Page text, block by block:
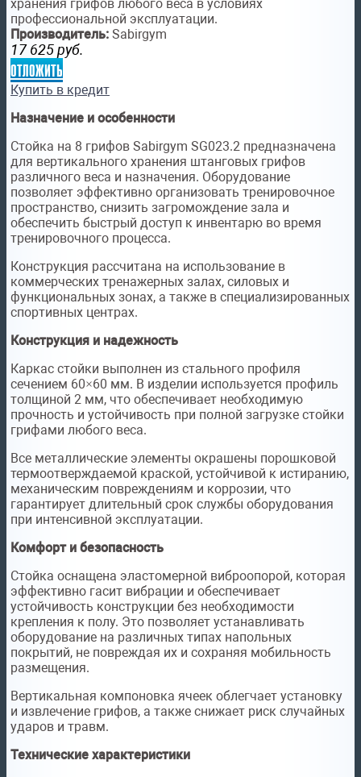
хранения грифов любого веса в условиях
профессиональной эксплуатации.
Производитель: Sabirgym
17 625 руб.
отложить
Купить в кредит
Назначение и особенности
Стойка на 8 грифов Sabirgym SG023.2 предназначена
для вертикального хранения штанговых грифов
различного веса и назначения. Оборудование
позволяет эффективно организовать тренировочное
пространство, снизить загромождение зала и
обеспечить быстрый доступ к инвентарю во время
тренировочного процесса.
Конструкция рассчитана на использование в
коммерческих тренажерных залах, силовых и
функциональных зонах, а также в специализированных
спортивных центрах.
Конструкция и надежность
Каркас стойки выполнен из стального профиля
сечением 60×60 мм. В изделии используется профиль
толщиной 2 мм, что обеспечивает необходимую
прочность и устойчивость при полной загрузке стойки
грифами любого веса.
Все металлические элементы окрашены порошковой
термоотверждаемой краской, устойчивой к истиранию,
механическим повреждениям и коррозии, что
гарантирует длительный срок службы оборудования
при интенсивной эксплуатации.
Комфорт и безопасность
Стойка оснащена эластомерной виброопорой, которая
эффективно гасит вибрации и обеспечивает
устойчивость конструкции без необходимости
крепления к полу. Это позволяет устанавливать
оборудование на различных типах напольных
покрытий, не повреждая их и сохраняя мобильность
размещения.
Вертикальная компоновка ячеек облегчает установку
и извлечение грифов, а также снижает риск случайных
ударов и травм.
Технические характеристики